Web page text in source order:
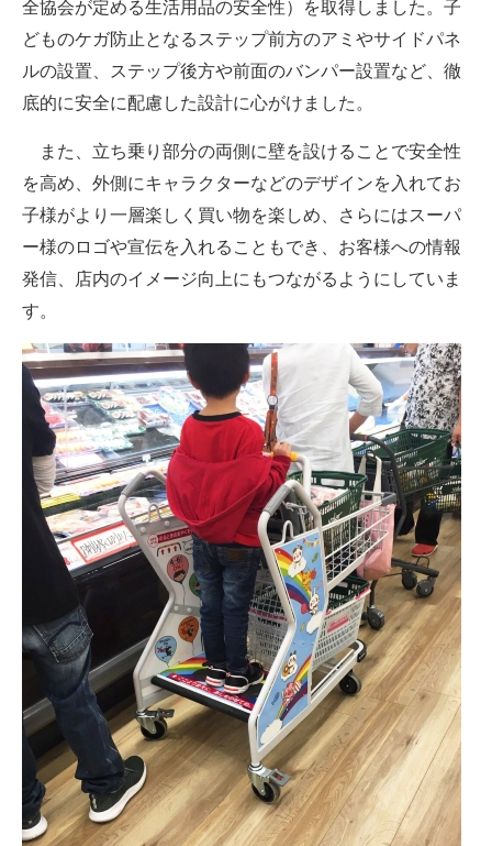
全協会が定める生活用品の安全性）を取得しました。子
どものケガ防止となるステップ前方のアミやサイドパネ
ルの設置、ステップ後方や前面のバンパー設置など、徹
底的に安全に配慮した設計に心がけました。
また、立ち乗り部分の両側に壁を設けることで安全性
を高め、外側にキャラクターなどのデザインを入れてお
子様がより一層楽しく買い物を楽しめ、さらにはスーパ
ー様のロゴや宣伝を入れることもでき、お客様への情報
発信、店内のイメージ向上にもつながるようにしていま
す。